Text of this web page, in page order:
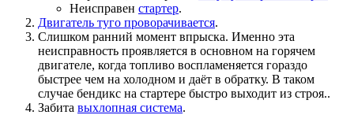
Неисправен стартер.
Двигатель туго проворачивается.
Слишком ранний момент впрыска. Именно эта
неисправность проявляется в основном на горячем
двигателе, когда топливо воспламеняется гораздо
быстрее чем на холодном и даёт в обратку. В таком
случае бендикс на стартере быстро выходит из строя..
Забита выхлопная система.